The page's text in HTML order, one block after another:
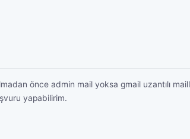
önce admin mail yoksa gmail uzantılı
yapabilirim.